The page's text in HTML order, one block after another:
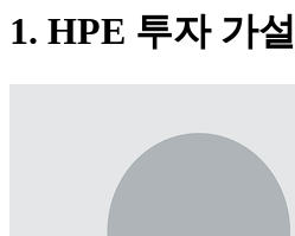
1. HPE 투자 가